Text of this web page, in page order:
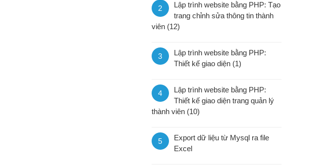
2
Lập trình website bằng PHP: Tạo
trang chỉnh sửa thông tin thành
viên (12)
3
Lập trình website bằng PHP:
Thiết kế giao diện (1)
4
Lập trình website bằng PHP:
Thiết kế giao diện trang quản lý
thành viên (10)
5
Export dữ liệu từ Mysql ra file
Excel